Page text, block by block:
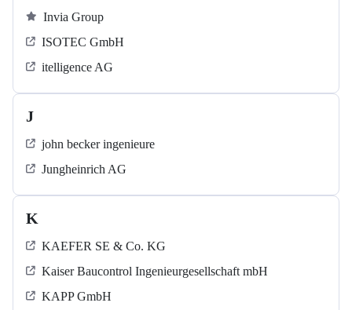
Invia Group
ISOTEC GmbH
itelligence AG
J
john becker ingenieure
Jungheinrich AG
K
KAEFER SE & Co. KG
Kaiser Baucontrol Ingenieurgesellschaft mbH
KAPP GmbH